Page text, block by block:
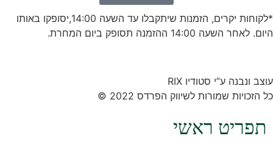
*לקוחות יקרים, הזמנות שיתקבלו עד השעה 14:00,יסופקו באותו
היום. לאחר השעה 14:00 ההזמנה תסופק ביום המחרת.
כל הזכויות שמורות לשיווק הפרדס 2022 ©
עוצב ונבנה ע”י סטודיו RIX
תפריט ראשי